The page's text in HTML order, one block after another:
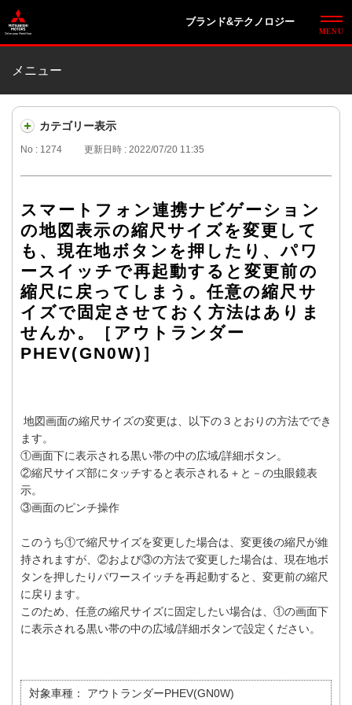
ブランド&テクノロジー
メニュー
カテゴリー表示
No : 1274 更新日時 : 2022/07/20 11:35
スマートフォン連携ナビゲーション
の地図表示の縮尺サイズを変更して
も、現在地ボタンを押したり、パワ
ースイッチで再起動すると変更前の
縮尺に戻ってしまう。任意の縮尺サ
イズで固定させておく方法はありま
せんか。［アウトランダー
PHEV(GN0W)］
地図画面の縮尺サイズの変更は、以下の３とおりの方法ででき
ます。
①画面下に表示される黒い帯の中の広域/詳細ボタン。
②縮尺サイズ部にタッチすると表示される＋と－の虫眼鏡表
示。
③画面のピンチ操作
このうち①で縮尺サイズを変更した場合は、変更後の縮尺が維
持されますが、②および③の方法で変更した場合は、現在地ボ
タンを押したりパワースイッチを再起動すると、変更前の縮尺
に戻ります。
このため、任意の縮尺サイズに固定したい場合は、①の画面下
に表示される黒い帯の中の広域/詳細ボタンで設定ください。
対象車種： アウトランダーPHEV(GN0W)